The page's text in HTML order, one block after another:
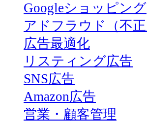
Googleショッピング
アドフラウド（不正
広告最適化
リスティング広告
SNS広告
Amazon広告
営業・顧客管理